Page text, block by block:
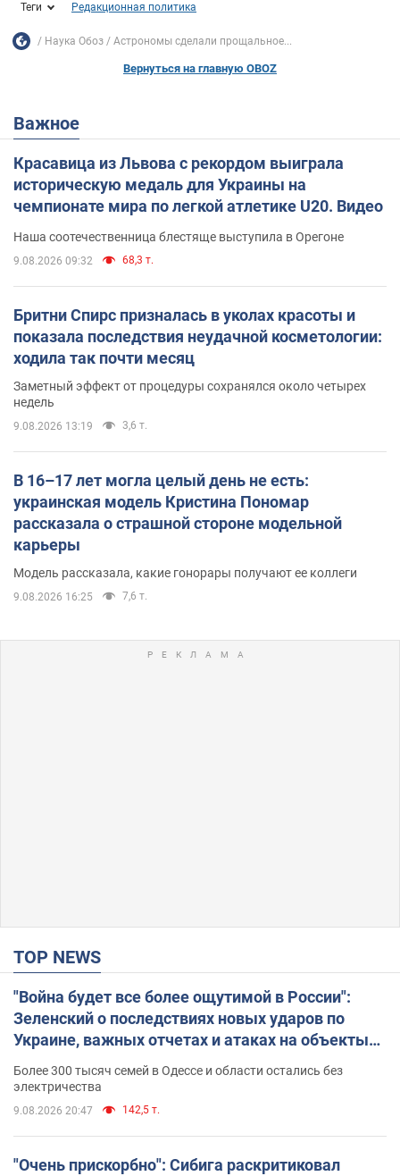
Теги Редакционная политика
Наука Обоз Астрономы сделали прощальное...
Вернуться на главную OBOZ
Важное
Красавица из Львова с рекордом выиграла
историческую медаль для Украины на
чемпионате мира по легкой атлетике U20. Видео
Наша соотечественница блестяще выступила в Орегоне
9.08.2026 09:32 68,3 т.
Бритни Спирс призналась в уколах красоты и
показала последствия неудачной косметологии:
ходила так почти месяц
Заметный эффект от процедуры сохранялся около четырех
недель
9.08.2026 13:19 3,6 т.
В 16–17 лет могла целый день не есть:
украинская модель Кристина Пономар
рассказала о страшной стороне модельной
карьеры
Модель рассказала, какие гонорары получают ее коллеги
9.08.2026 16:25 7,6 т.
TOP NEWS
"Война будет все более ощутимой в России":
Зеленский о последствиях новых ударов по
Украине, важных отчетах и атаках на объекты
противника. Видео
Более 300 тысяч семей в Одессе и области остались без
электричества
9.08.2026 20:47 142,5 т.
"Очень прискорбно": Сибига раскритиковал